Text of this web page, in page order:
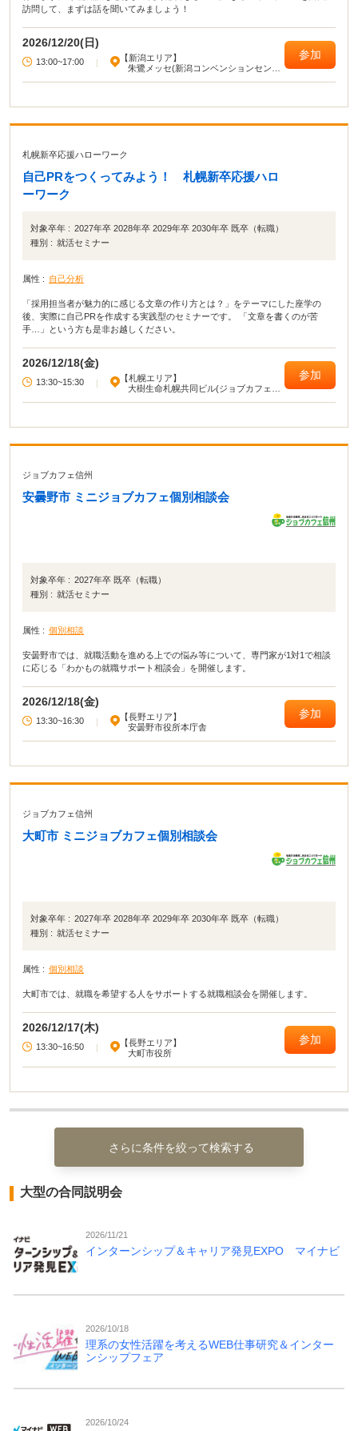
訪問して、まずは話を聞いてみましょう！
2026/12/20(日)
13:00~17:00
【新潟エリア】
朱鷺メッセ(新潟コンベンションセンタ
参加
札幌新卒応援ハローワーク
自己PRをつくってみよう！ 札幌新卒応援ハロ
ーワーク
対象卒年 : 2027年卒 2028年卒 2029年卒 2030年卒 既卒（転職）
種別 : 就活セミナー
属性 : 自己分析
「採用担当者が魅力的に感じる文章の作り方とは？」をテーマにした座学の
後、実際に自己PRを作成する実践型のセミナーです。 「文章を書くのが苦
手…」という方も是非お越しください。
2026/12/18(金)
13:30~15:30
【札幌エリア】
大樹生命札幌共同ビル(ジョブカフェ北
参加
ジョブカフェ信州
安曇野市 ミニジョブカフェ個別相談会
対象卒年 : 2027年卒 既卒（転職）
種別 : 就活セミナー
属性 : 個別相談
安曇野市では、就職活動を進める上での悩み等について、専門家が1対1で相談
に応じる「わかもの就職サポート相談会」を開催します。
2026/12/18(金)
13:30~16:30
【長野エリア】
安曇野市役所本庁舎
参加
ジョブカフェ信州
大町市 ミニジョブカフェ個別相談会
対象卒年 : 2027年卒 2028年卒 2029年卒 2030年卒 既卒（転職）
種別 : 就活セミナー
属性 : 個別相談
大町市では、就職を希望する人をサポートする就職相談会を開催します。
2026/12/17(木)
13:30~16:50
【長野エリア】
大町市役所
参加
さらに条件を絞って検索する
大型の合同説明会
2026/11/21
インターンシップ＆キャリア発見EXPO マイナビ
2026/10/18
理系の女性活躍を考えるWEB仕事研究＆インター
ンシップフェア
2026/10/24